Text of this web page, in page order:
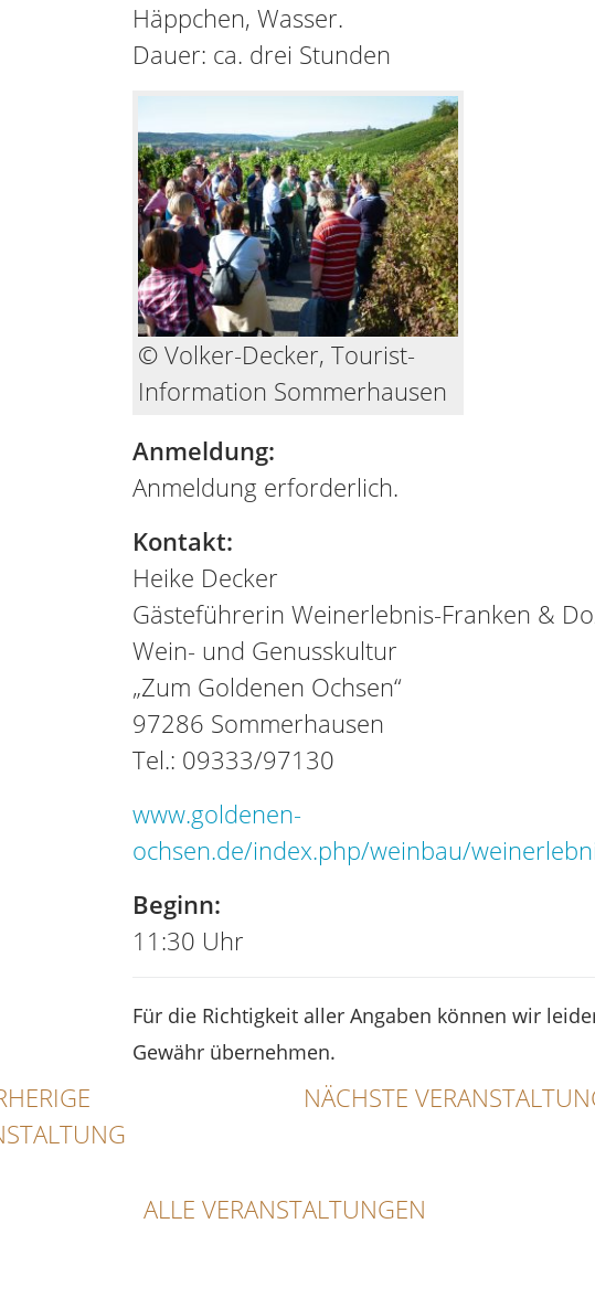
Häppchen, Wasser.
Dauer: ca. drei Stunden
© Volker-Decker, Tourist-
Information Sommerhausen
Anmeldung:
Anmeldung erforderlich.
Kontakt:
Heike Decker
Gästeführerin Weinerlebnis-Franken &
Wein- und Genusskultur
„Zum Goldenen Ochsen“
97286 Sommerhausen
Tel.: 09333/97130
www.goldenen-
ochsen.de/index.php/weinbau/
Beginn:
11:30 Uhr
Für die Richtigkeit aller Angaben können wir
Gewähr übernehmen.
NÄCHSTE
ALLE VERANSTALTUNGEN